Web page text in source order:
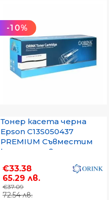
-10%
Тонер касета черна
Epson C13S050437
PREMIUM Съвместим
консуматив,
капацитет 8 000 стр
€33.38
65.29 лв.
€37.09
72.54 лв.